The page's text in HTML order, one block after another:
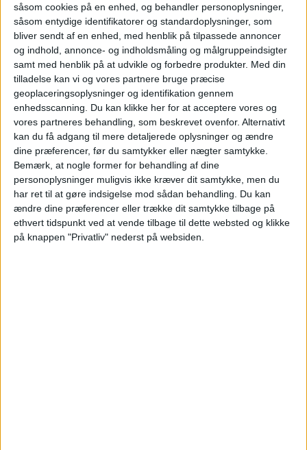
såsom cookies på en enhed, og behandler personoplysninger,
såsom entydige identifikatorer og standardoplysninger, som
bliver sendt af en enhed, med henblik på tilpassede annoncer
og indhold, annonce- og indholdsmåling og målgruppeindsigter
samt med henblik på at udvikle og forbedre produkter. Med din
tilladelse kan vi og vores partnere bruge præcise
geoplaceringsoplysninger og identifikation gennem
enhedsscanning. Du kan klikke her for at acceptere vores og
vores partneres behandling, som beskrevet ovenfor. Alternativt
kan du få adgang til mere detaljerede oplysninger og ændre
dine præferencer, før du samtykker eller nægter samtykke.
Bemærk, at nogle former for behandling af dine
personoplysninger muligvis ikke kræver dit samtykke, men du
har ret til at gøre indsigelse mod sådan behandling.
Du kan
ændre dine præferencer eller trække dit samtykke tilbage på
ethvert tidspunkt ved at vende tilbage til dette websted og klikke
på knappen "Privatliv" nederst på websiden.
rystelse. Så er vi ekstra bevidste om at vælge
højde, tidspunkt for servering, og hvornår vi vil
have kabinen sikret og passagererne spændt
fast, siger Skatval.
Han forsikrer, at piloter tager affære, når det
er nødvendigt.
Nedtoner farerne
"Vi, der arbejder i luftfarten, kender
vejrmønstrene og topografien i Norge rigtig